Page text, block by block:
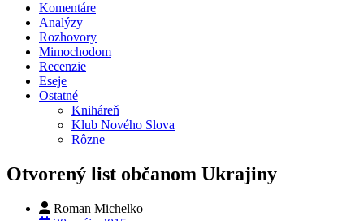
Komentáre
Analýzy
Rozhovory
Mimochodom
Recenzie
Eseje
Ostatné
Kniháreň
Klub Nového Slova
Rôzne
Otvorený list občanom Ukrajiny
Roman Michelko